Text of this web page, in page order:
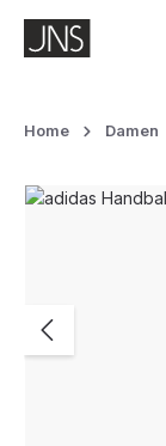
Zum Hauptinhalt
Home Damen
Bildergalerie